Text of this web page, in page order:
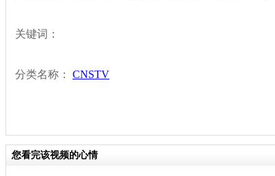
关键词：
分类名称： CNSTV
您看完该视频的心情